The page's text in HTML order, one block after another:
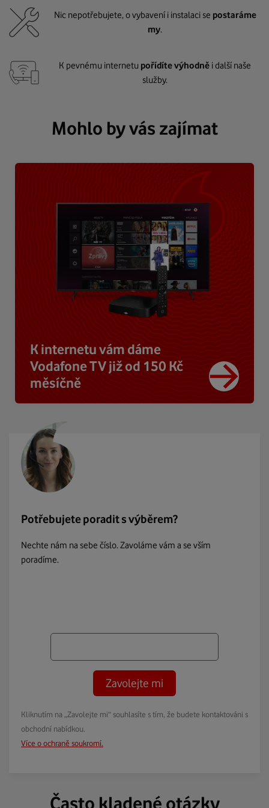
Nic nepotřebujete, o vybavení i instalaci se postaráme
my.
K pevnému internetu pořídíte výhodně i další naše
služby.
Mohlo by vás zajímat
K internetu vám dáme
Vodafone TV již od 150 Kč
měsíčně
Potřebujete poradit s výběrem?
Nechte nám na sebe číslo. Zavoláme vám a se vším
poradíme.
Zavolejte mi
Kliknutím na „Zavolejte mi“ souhlasíte s tím, že budete kontaktováni s
obchodní nabídkou.
Více o ochraně soukromí.
Často kladené otázky